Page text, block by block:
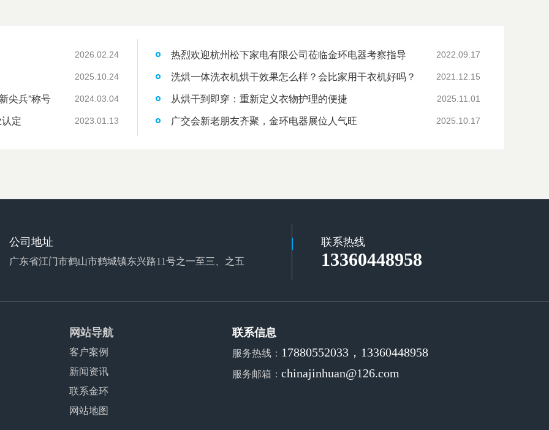
2026.02.24
2025.10.24
尖兵”称号 2024.03.04
定 2023.01.13
热烈欢迎杭州松下家电有限公司莅临金环电器考察指导 2022.09.17
洗烘一体洗衣机烘干效果怎么样？会比家用干衣机好吗？ 2021.12.15
从烘干到即穿：重新定义衣物护理的便捷 2025.11.01
广交会新老朋友齐聚，金环电器展位人气旺 2025.10.17
公司地址
广东省江门市鹤山市鹤城镇东兴路11号之一至三、之五
联系热线
13360448958
网站导航
客户案例
新闻资讯
联系金环
网站地图
联系信息
服务热线： 17880552033，13360448958
服务邮箱：chinajinhuan@126.com